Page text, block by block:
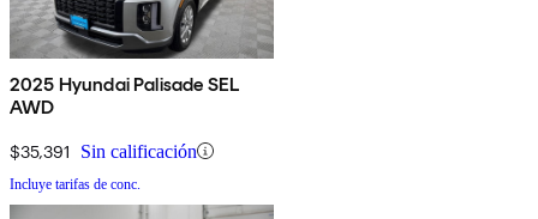
2025 Hyundai Palisade SEL
AWD
$35,391 Sin calificación
Incluye tarifas de conc.